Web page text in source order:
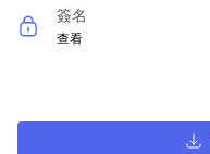
簽名
查看